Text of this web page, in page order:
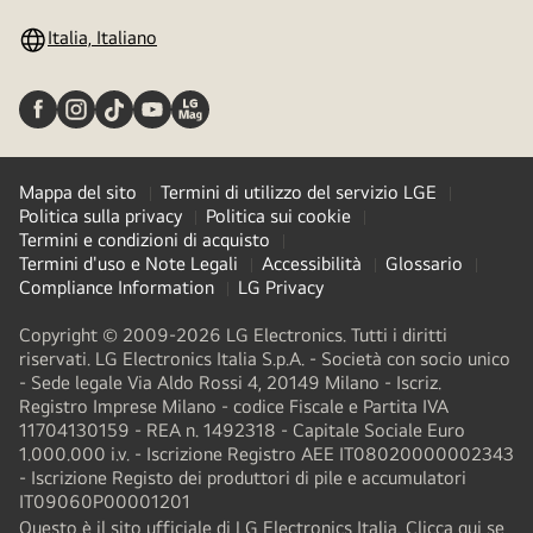
Italia, Italiano
Mappa del sito
Termini di utilizzo del servizio LGE
Politica sulla privacy
Politica sui cookie
Termini e condizioni di acquisto
Termini d'uso e Note Legali
Accessibilità
Glossario
Compliance Information
LG Privacy
Copyright © 2009-2026 LG Electronics. Tutti i diritti
riservati. LG Electronics Italia S.p.A. - Società con socio unico
- Sede legale Via Aldo Rossi 4, 20149 Milano - Iscriz.
Registro Imprese Milano - codice Fiscale e Partita IVA
11704130159 - REA n. 1492318 - Capitale Sociale Euro
1.000.000 i.v. - Iscrizione Registro AEE IT08020000002343​
- Iscrizione Registo dei produttori di pile e accumulatori
IT09060P00001201
Questo è il sito ufficiale di LG Electronics Italia. Clicca qui se